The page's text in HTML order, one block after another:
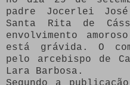
padre Jocerlei
Santa Rita de
envolvimento
está grávida. O
pelo arcebispo de
Lara Barbosa.